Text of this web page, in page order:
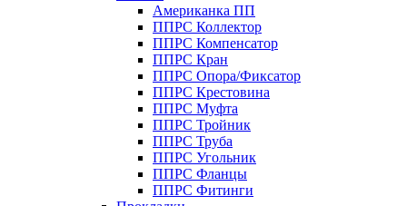
Американка ПП
ППРС Коллектор
ППРС Компенсатор
ППРС Кран
ППРС Опора/Фиксатор
ППРС Крестовина
ППРС Муфта
ППРС Тройник
ППРС Труба
ППРС Угольник
ППРС Фланцы
ППРС Фитинги